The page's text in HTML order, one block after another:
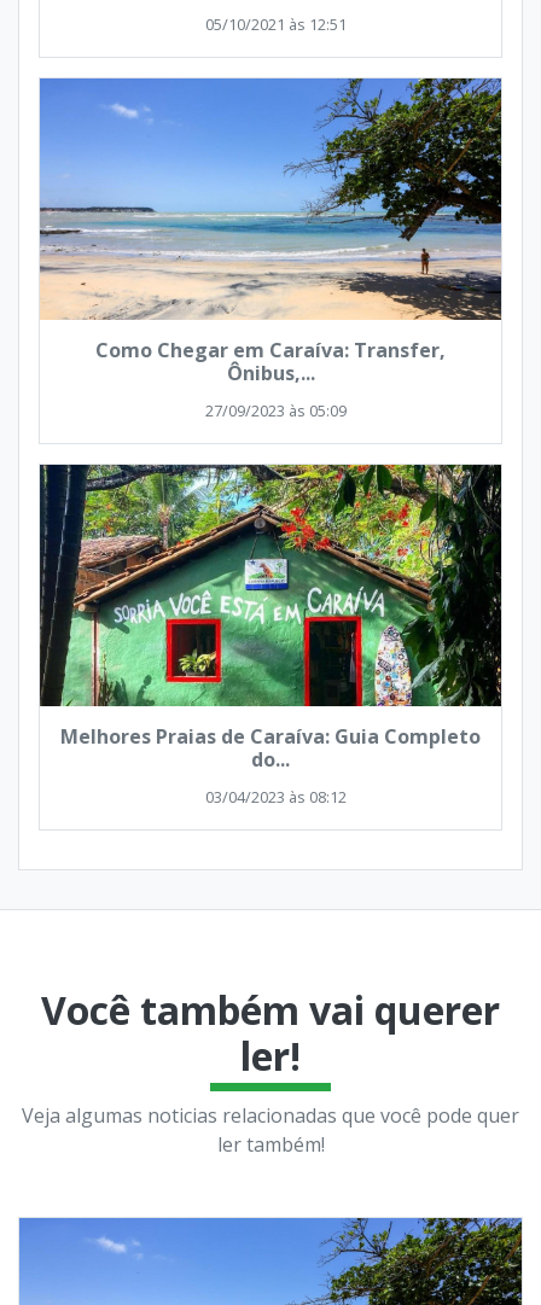
05/10/2021 às 12:51
Como Chegar em Caraíva: Transfer,
Ônibus,...
27/09/2023 às 05:09
Melhores Praias de Caraíva: Guia Completo
do...
03/04/2023 às 08:12
Você também vai querer
ler!
Veja algumas noticias relacionadas que você pode quer
ler também!